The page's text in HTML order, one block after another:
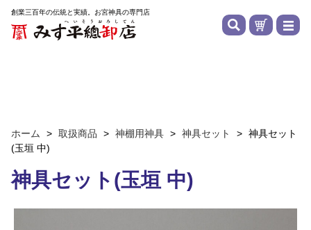
創業三百年の伝統と実績。お宮神具の専門店
ホーム > 取扱商品 > 神棚用神具 > 神具セット > 神具セット
(玉垣 中)
神具セット(玉垣 中)